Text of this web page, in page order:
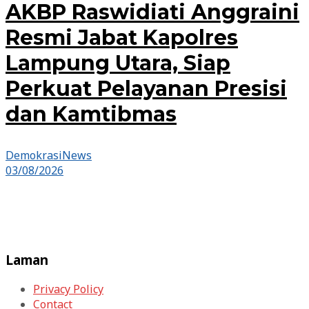
AKBP Raswidiati Anggraini
Resmi Jabat Kapolres
Lampung Utara, Siap
Perkuat Pelayanan Presisi
dan Kamtibmas
DemokrasiNews
03/08/2026
Laman
Privacy Policy
Contact